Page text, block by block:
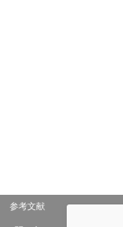
参考文献